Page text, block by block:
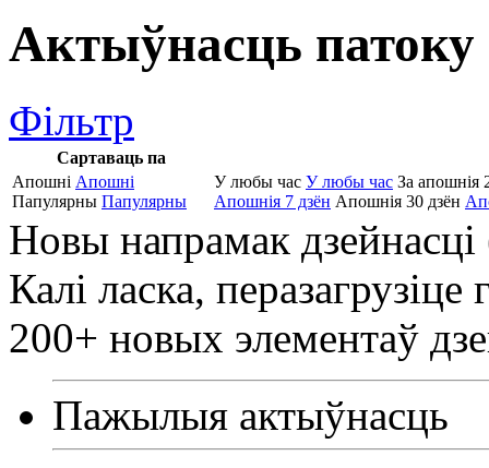
Актыўнасць патоку
Фільтр
Сартаваць па
Апошні Апошні
Папулярны Папулярны
У любы час У любы час За апошнія
Апошнія 7 дзён Апошнія 30 дзён
Новы напрамак дзейнасці
Калі ласка,
200+ новых элементаў
Пажылыя актыўнасць